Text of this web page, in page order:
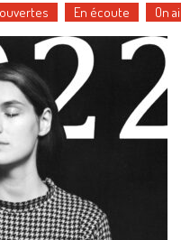
En écoute On